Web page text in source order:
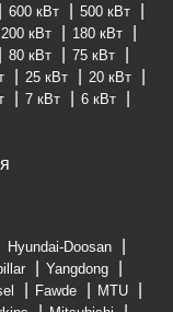
600 кВт
500 кВт
200 кВт
180 кВт
80 кВт
75 кВт
25 кВт
20 кВт
7 кВт
6 кВт
Hyundai-Doosan
Yangdong
Fawde
MTU